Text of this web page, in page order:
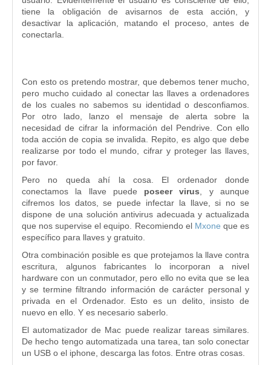
tiene la obligación de avisarnos de esta acción, y
desactivar la aplicación, matando el proceso, antes de
conectarla.
Con esto os pretendo mostrar, que debemos tener mucho,
pero mucho cuidado al conectar las llaves a ordenadores
de los cuales no sabemos su identidad o desconfiamos.
Por otro lado, lanzo el mensaje de alerta sobre la
necesidad de cifrar la información del Pendrive. Con ello
toda acción de copia se invalida. Repito, es algo que debe
realizarse por todo el mundo, cifrar y proteger las llaves,
por favor.
Pero no queda ahí la cosa. El ordenador donde
conectamos la llave puede poseer virus , y aunque
cifremos los datos, se puede infectar la llave, si no se
dispone de una solución antivirus adecuada y actualizada
que nos supervise el equipo. Recomiendo el Mxone que es
específico para llaves y gratuito.
Otra combinación posible es que protejamos la llave contra
escritura, algunos fabricantes lo incorporan a nivel
hardware con un conmutador, pero ello no evita que se lea
y se termine filtrando información de carácter personal y
privada en el Ordenador. Esto es un delito, insisto de
nuevo en ello. Y es necesario saberlo.
El automatizador de Mac puede realizar tareas similares.
De hecho tengo automatizada una tarea, tan solo conectar
un USB o el iphone, descarga las fotos. Entre otras cosas.